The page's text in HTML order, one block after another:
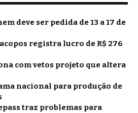
deve ser pedida de 13 a 17 de
registra lucro de R$ 276
com vetos projeto que altera
nacional para produção de
traz problemas para